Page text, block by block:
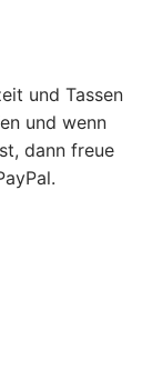
und Tassen
und wenn
dann freue